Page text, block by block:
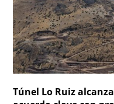
Túnel Lo Ruiz